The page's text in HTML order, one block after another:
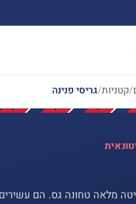
/קטניות/גריסי פנינה
מלאה טחונה גס. הם